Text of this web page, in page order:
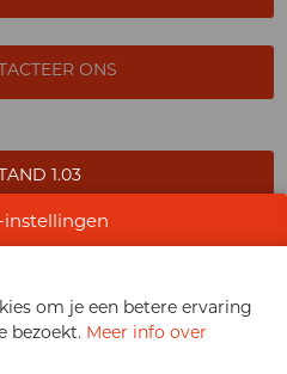
ONS
1.03
instellingen
om je een betere ervaring
bezoekt. Meer info over